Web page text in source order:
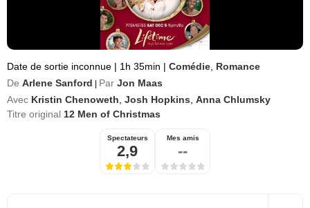
Date de sortie inconnue | 1h 35min | Comédie Romance
De Arlene Sanford Par Jon Maas
Avec Kristin Chenoweth Josh Hopkins Anna Chlumsky
Titre original 12 Men of Christmas
Spectateurs
2,9
Mes amis
--